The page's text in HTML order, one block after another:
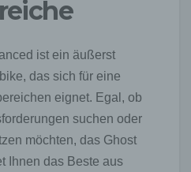
ist ein äußerst
das sich für eine
eignet. Egal, ob
suchen oder
möchten, das Ghost
Ihnen das Beste aus
des genutzten
Ferner können
jederzeit über einen
Softwareprogramme
ist in allen gängigen
Cookies in dem genutzten
Umständen nicht alle
vollumfänglich nutzbar.